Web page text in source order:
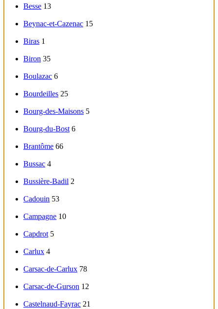
Besse 13
Beynac-et-Cazenac 15
Biras 1
Biron 35
Boulazac 6
Bourdeilles 25
Bourg-des-Maisons 5
Bourg-du-Bost 6
Brantôme 66
Bussac 4
Bussière-Badil 2
Cadouin 53
Campagne 10
Capdrot 5
Carlux 4
Carsac-de-Carlux 78
Carsac-de-Gurson 12
Castelnaud-Fayrac 21